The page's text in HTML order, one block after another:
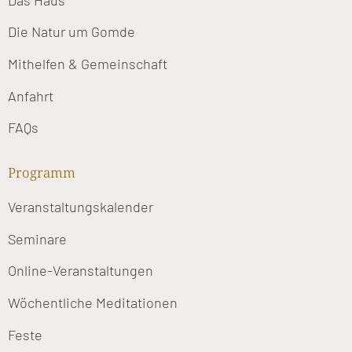
Die Natur um Gomde
Mithelfen & Gemeinschaft
Anfahrt
FAQs
Programm
Veranstaltungskalender
Seminare
Online-Veranstaltungen
Wöchentliche Meditationen
Feste